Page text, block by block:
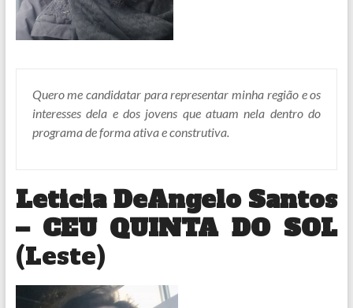
Quero me candidatar para representar minha região e os
interesses dela e dos jovens que atuam nela dentro do
programa de forma ativa e construtiva.
Leticia DeAngelo Santos
– CEU QUINTA DO SOL
(Leste)